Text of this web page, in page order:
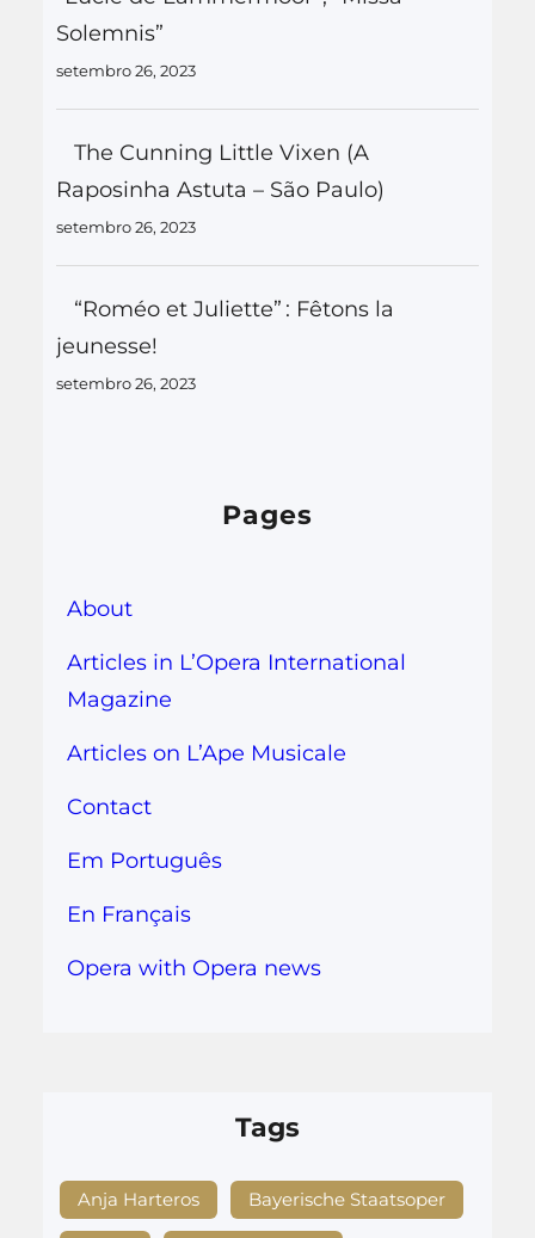
Solemnis”
setembro 26, 2023
The Cunning Little Vixen (A
Raposinha Astuta – São Paulo)
setembro 26, 2023
“Roméo et Juliette” : Fêtons la
jeunesse!
setembro 26, 2023
Pages
About
Articles in L’Opera International
Magazine
Articles on L’Ape Musicale
Contact
Em Português
En Français
Opera with Opera news
Tags
Anja Harteros Bayerische Staatsoper